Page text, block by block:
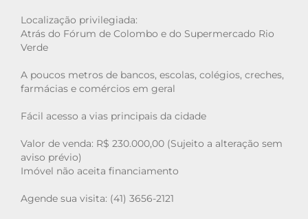
Localização privilegiada:
Atrás do Fórum de Colombo e do Supermercado Rio
Verde
A poucos metros de bancos, escolas, colégios, creches,
farmácias e comércios em geral
Fácil acesso a vias principais da cidade
Valor de venda: R$ 230.000,00 (Sujeito a alteração sem
aviso prévio)
Imóvel não aceita financiamento
Agende sua visita: (41) 3656-2121